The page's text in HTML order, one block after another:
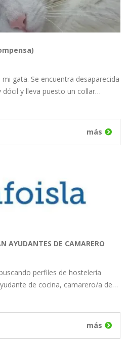
gata. Se encuentra desaparecida
y lleva puesto un collar…
más
AYUDANTES DE CAMARERO
perfiles de hostelería
de cocina, camarero/a de…
más